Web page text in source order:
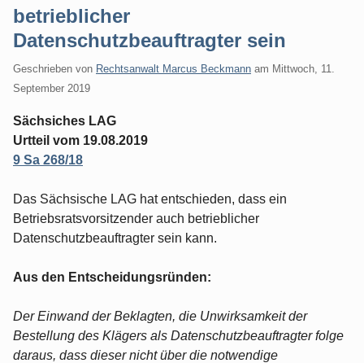
betrieblicher
Datenschutzbeauftragter sein
Geschrieben von Rechtsanwalt Marcus Beckmann am Mittwoch, 11.
September 2019
Sächsiches LAG
Urtteil vom 19.08.2019
9 Sa 268/18
Das Sächsische LAG hat entschieden, dass ein
Betriebsratsvorsitzender auch betrieblicher
Datenschutzbeauftragter sein kann.
Aus den Entscheidungsründen:
Der Einwand der Beklagten, die Unwirksamkeit der
Bestellung des Klägers als Datenschutzbeauftragter folge
daraus, dass dieser nicht über die notwendige